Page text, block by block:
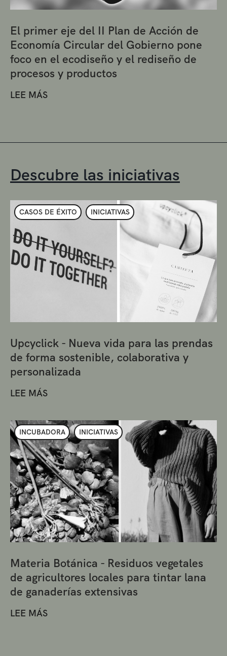
El primer eje del II Plan de Acción de
Economía Circular del Gobierno pone
foco en el ecodiseño y el rediseño de
procesos y productos
LEE MÁS
Descubre las iniciativas
CASOS DE ÉXITO INICIATIVAS
Upcyclick - Nueva vida para las prendas
de forma sostenible, colaborativa y
personalizada
LEE MÁS
INCUBADORA INICIATIVAS
Materia Botánica - Residuos vegetales
de agricultores locales para tintar lana
de ganaderías extensivas
LEE MÁS